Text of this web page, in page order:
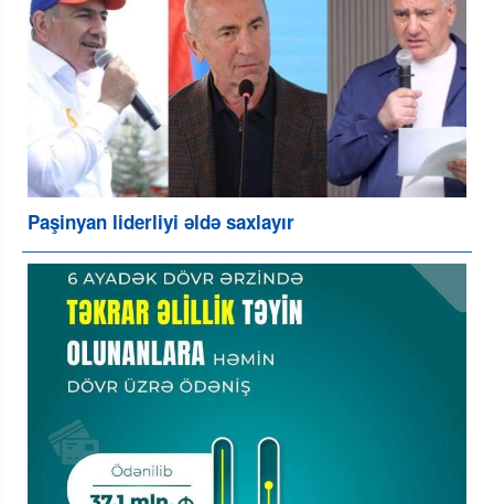
Paşinyan liderliyi əldə saxlayır